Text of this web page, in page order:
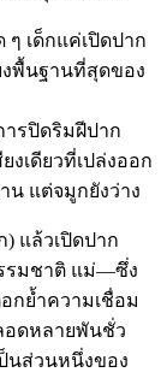
เด็กแค่เปิดปาก
งพื้นฐานที่สุดของ
ารปิดริมฝีปาก
เดียวที่เปล่งออก
แต่จมูกยังว่าง
) แล้วเปิดปาก
รมชาติ แม่—ซึ่ง
กย้ำความเชื่อม
อดหลายพันชั่ว
นส่วนหนึ่งของ